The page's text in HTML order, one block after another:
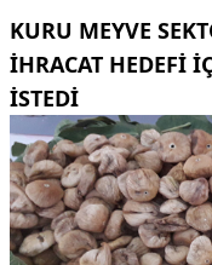
KURU MEYVE
IHRACAT HEDEFI
ISTEDI